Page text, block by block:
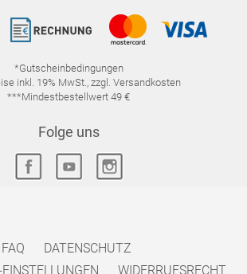
*Gutscheinbedingungen
inkl. 19% MwSt., zzgl. Versandkosten
***Mindestbestellwert 49 €
Folge uns
FAQ
DATENSCHUTZ
WIDERRUFSRECHT